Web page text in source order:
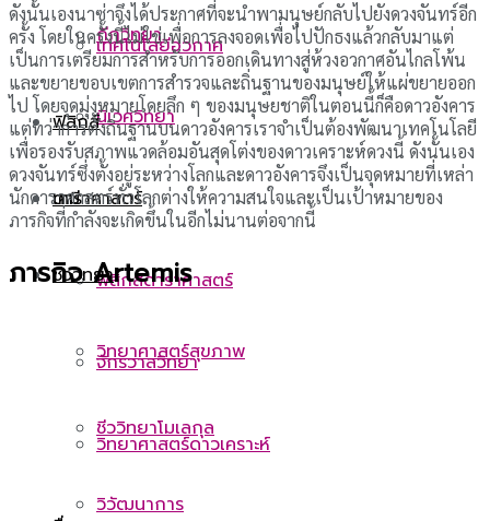
กีฏวิทยา
นิเวศวิทยา
ดาราศาสตร์
ฟิสิกส์ดาราศาสตร์
จักรวาลวิทยา
วิทยาศาสตร์ดาวเคราะห์
เทคโนโลยีอวกาศ
ฟิสิกส์
เคมี
ชีววิทยา
วิทยาศาสตร์สุขภาพ
ชีววิทยาโมเลกุล
วิวัฒนาการ
ดังนั้นเองนาซ่าจึงได้ประกาศที่จะนำพามนุษย์กลับไปยังดวงจันทร์อีก
ครั้ง โดยในครั้งนี้ไม่ใช่เพื่อการลงจอดเพื่อไปปักธงแล้วกลับมาแต่
เป็นการเตรียมการสำหรับการออกเดินทางสู่ห้วงอวกาศอันไกลโพ้น
และขยายขอบเขตการสำรวจและถิ่นฐานของมนุษย์ให้แผ่ขยายออก
ไป โดยจุดมุ่งหมายโดยลึก ๆ ของมนุษยชาติในตอนนี้ก็คือดาวอังคาร
แต่ทว่าการตั้งถิ่นฐานบนดาวอังคารเราจำเป็นต้องพัฒนาเทคโนโลยี
เพื่อรองรับสภาพแวดล้อมอันสุดโต่งของดาวเคราะห์ดวงนี้ ดังนั้นเอง
ดวงจันทร์ซึ่งตั้งอยู่ระหว่างโลกและดาวอังคารจึงเป็นจุดหมายที่เหล่า
นักดาราศาสตร์ทั่วโลกต่างให้ความสนใจและเป็นเป้าหมายของ
ภารกิจที่กำลังจะเกิดขึ้นในอีกไม่นานต่อจากนี้
ภารกิจ Artemis